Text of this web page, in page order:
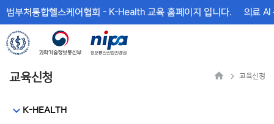
뉴
바
로
가
문
바
로
가
범부처통합헬스케어협회 - K-Health 교육 홈페이지 입니다. 의료 AI
교육신청 교육신청
K-HEALTH